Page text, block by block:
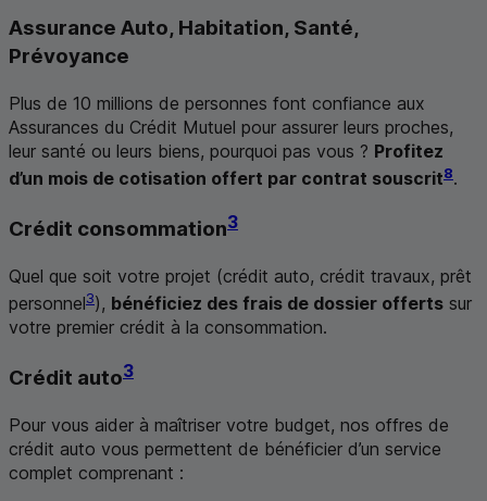
Assurance Auto, Habitation, Santé,
Prévoyance
Plus de 10 millions de personnes font confiance aux
Assurances du Crédit Mutuel pour assurer leurs proches,
leur santé ou leurs biens, pourquoi pas vous ? Profitez
d’un mois de cotisation offert par contrat souscrit8.
Crédit consommation3
Quel que soit votre projet (crédit auto, crédit travaux, prêt
personnel3), bénéficiez des frais de dossier offerts sur
votre premier crédit à la consommation.
Crédit auto3
Pour vous aider à maîtriser votre budget, nos offres de
crédit auto vous permettent de bénéficier d’un service
complet comprenant :